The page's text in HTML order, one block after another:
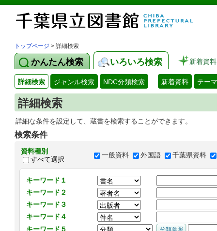
トップページ > 詳細検索
かんたん検索 いろいろ検索 新着資料
詳細検索 ジャンル検索 NDC分類検索 新着資料 テー
詳細検索
詳細な条件を設定して、蔵書を検索することができます。
検索条件
資料種別
すべて選択
一般資料 外国語 千葉県資料
キーワード１
キーワード２
キーワード３
キーワード４
キーワード５